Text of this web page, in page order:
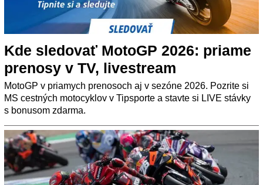
Kde sledovať MotoGP 2026: priame
prenosy v TV, livestream
MotoGP v priamych prenosoch aj v sezóne 2026. Pozrite si
MS cestných motocyklov v Tipsporte a stavte si LIVE stávky
s bonusom zdarma.